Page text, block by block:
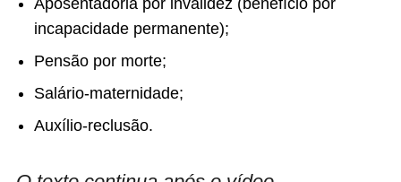
Aposentadoria por invalidez (benefício por
incapacidade permanente);
Pensão por morte;
Salário-maternidade;
Auxílio-reclusão.